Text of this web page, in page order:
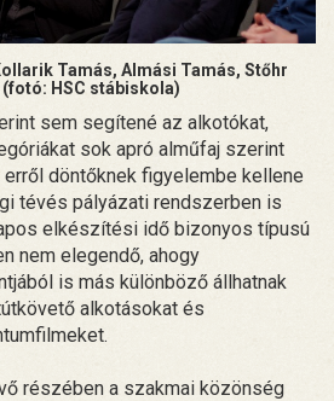
Tamás, Almási Tamás, Stőhr
(fotó: HSC stábiskola)
sem segítené az alkotókat,
sok apró alműfaj szerint
erről döntőknek figyelembe kellene
tévés pályázati rendszerben is
elkészítési idő bizonyos típusú
nem elegendő, ahogy
is más különböző állhatnak
alkotásokat és
részében a szakmai közönség